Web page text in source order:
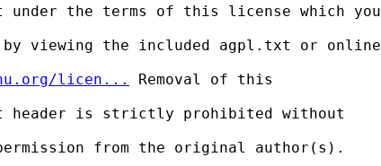
the terms of this license which you
by viewing the included agpl.txt or online
licen...
Removal of this
header is strictly prohibited without
from the original author(s).